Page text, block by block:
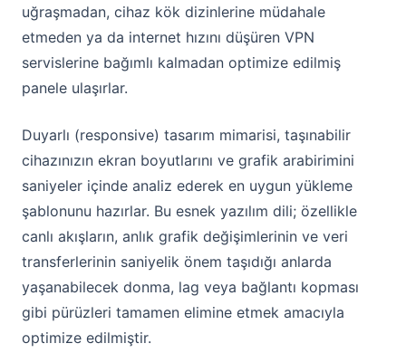
uğraşmadan, cihaz kök dizinlerine müdahale
etmeden ya da internet hızını düşüren VPN
servislerine bağımlı kalmadan optimize edilmiş
panele ulaşırlar.
Duyarlı (responsive) tasarım mimarisi, taşınabilir
cihazınızın ekran boyutlarını ve grafik arabirimini
saniyeler içinde analiz ederek en uygun yükleme
şablonunu hazırlar. Bu esnek yazılım dili; özellikle
canlı akışların, anlık grafik değişimlerinin ve veri
transferlerinin saniyelik önem taşıdığı anlarda
yaşanabilecek donma, lag veya bağlantı kopması
gibi pürüzleri tamamen elimine etmek amacıyla
optimize edilmiştir.